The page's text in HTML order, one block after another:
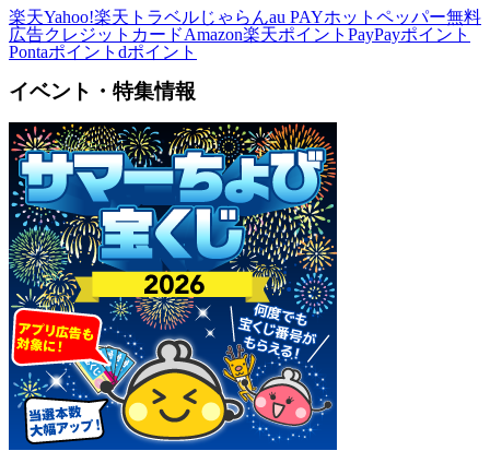
楽天Yahoo!楽天トラベルじゃらんau PAYホットペッパー無料
広告クレジットカードAmazon楽天ポイント PayPayポイント
Pontaポイント dポイント
イベント・特集情報